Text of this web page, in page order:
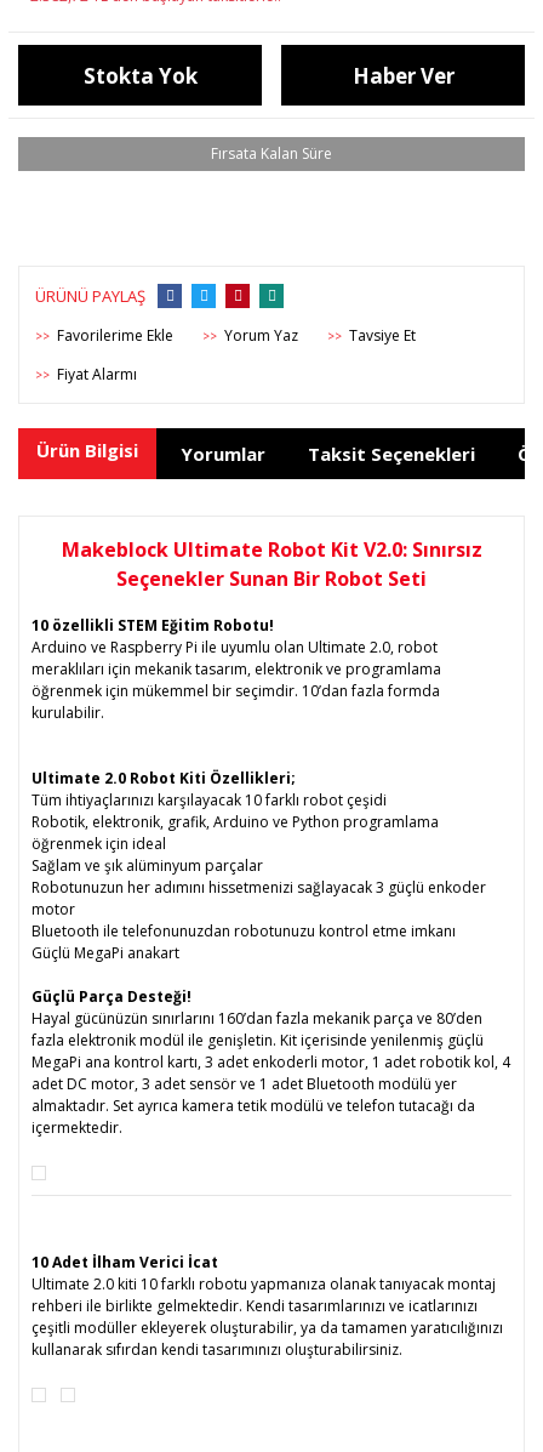
Stokta Yok Haber Ver
ÜRÜNÜ PAYLAŞ
>> >> Yorum Yaz >> Tavsiye Et
>> Fiyat Alarmı
Ürün Bilgisi Yorumlar Taksit Seçenekleri
Makeblock Ultimate Robot Kit V2.0: Sınırsız
Seçenekler Sunan Bir Robot Seti
10 özellikli STEM Eğitim Robotu!
Arduino ve Raspberry Pi ile uyumlu olan Ultimate 2.0, robot
meraklıları için mekanik tasarım, elektronik ve programlama
öğrenmek için mükemmel bir seçimdir. 10’dan fazla formda
kurulabilir.
Ultimate 2.0 Robot Kiti Özellikleri;
Tüm ihtiyaçlarınızı karşılayacak 10 farklı robot çeşidi
Robotik, elektronik, grafik, Arduino ve Python programlama
öğrenmek için ideal
Sağlam ve şık alüminyum parçalar
Robotunuzun her adımını hissetmenizi sağlayacak 3 güçlü enkoder
motor
Bluetooth ile telefonunuzdan robotunuzu kontrol etme imkanı
Güçlü MegaPi anakart
Güçlü Parça Desteği!
Hayal gücünüzün sınırlarını 160’dan fazla mekanik parça ve 80’den
fazla elektronik modül ile genişletin. Kit içerisinde yenilenmiş güçlü
MegaPi ana kontrol kartı, 3 adet enkoderli motor, 1 adet robotik kol, 4
adet DC motor, 3 adet sensör ve 1 adet Bluetooth modülü yer
almaktadır. Set ayrıca kamera tetik modülü ve telefon tutacağı da
içermektedir.
10 Adet İlham Verici İcat
Ultimate 2.0 kiti 10 farklı robotu yapmanıza olanak tanıyacak montaj
rehberi ile birlikte gelmektedir. Kendi tasarımlarınızı ve icatlarınızı
çeşitli modüller ekleyerek oluşturabilir, ya da tamamen yaratıcılığınızı
kullanarak sıfırdan kendi tasarımınızı oluşturabilirsiniz.